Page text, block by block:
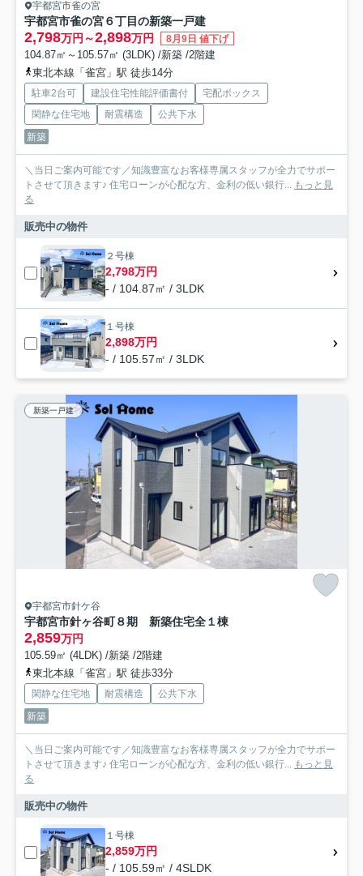
宇都宮市雀の宮
宇都宮市雀の宮６丁目の新築一戸建
2,798万円～2,898万円 8月9日 値下げ
104.87㎡～105.57㎡ (3LDK) /新築 /2階建
東北本線「雀宮」駅 徒歩14分
駐車2台可 建設住宅性能評価書付
宅配ボックス
閑静な住宅地
耐震構造
公共下水
新築
＼当日ご案内可能です／知識豊富なお客様専属スタッフが全力でサポー
トさせて頂きます♪ 住宅ローンが心配な方、金利の低い銀行... もっと見
る
販売中の物件
２号棟
2,798万円
- / 104.87㎡ / 3LDK
１号棟
2,898万円
- / 105.57㎡ / 3LDK
新築一戸建
宇都宮市針ケ谷
宇都宮市針ヶ谷町８期 新築住宅全１棟
2,859万円
105.59㎡ (4LDK) /新築 /2階建
東北本線「雀宮」駅 徒歩33分
閑静な住宅地 耐震構造
公共下水
新築
＼当日ご案内可能です／知識豊富なお客様専属スタッフが全力でサポー
トさせて頂きます♪ 住宅ローンが心配な方、金利の低い銀行... もっと見
る
販売中の物件
１号棟
2,859万円
- / 105.59㎡ / 4SLDK